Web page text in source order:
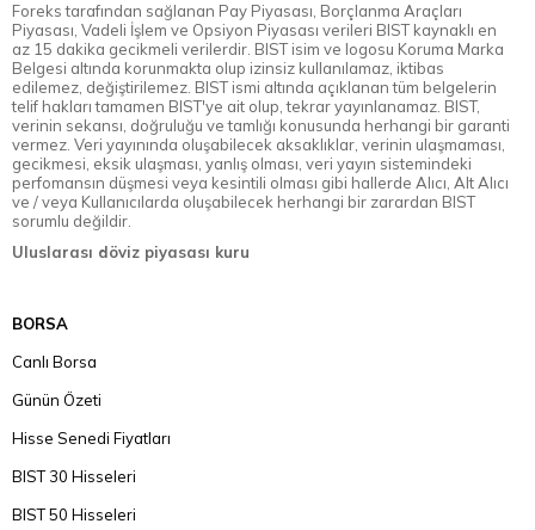
Foreks tarafından sağlanan Pay Piyasası, Borçlanma Araçları
Piyasası, Vadeli İşlem ve Opsiyon Piyasası verileri BIST kaynaklı en
az 15 dakika gecikmeli verilerdir. BIST isim ve logosu Koruma Marka
Belgesi altında korunmakta olup izinsiz kullanılamaz, iktibas
edilemez, değiştirilemez. BIST ismi altında açıklanan tüm belgelerin
telif hakları tamamen BIST'ye ait olup, tekrar yayınlanamaz. BIST,
verinin sekansı, doğruluğu ve tamlığı konusunda herhangi bir garanti
vermez. Veri yayınında oluşabilecek aksaklıklar, verinin ulaşmaması,
gecikmesi, eksik ulaşması, yanlış olması, veri yayın sistemindeki
perfomansın düşmesi veya kesintili olması gibi hallerde Alıcı, Alt Alıcı
ve / veya Kullanıcılarda oluşabilecek herhangi bir zarardan BIST
sorumlu değildir.
Uluslarası döviz piyasası kuru
BORSA
Canlı Borsa
Günün Özeti
Hisse Senedi Fiyatları
BIST 30 Hisseleri
BIST 50 Hisseleri